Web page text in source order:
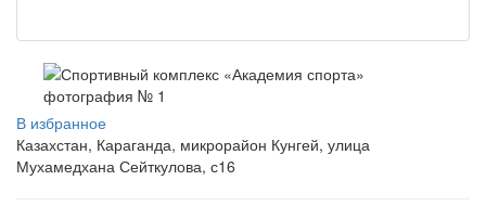
В избранное
Казахстан, Караганда, микрорайон Кунгей, улица
Мухамедхана Сейткулова, с16